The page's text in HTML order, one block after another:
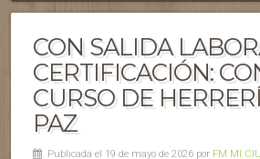
CON SALIDA
CERTIFICACIÓN:
CURSO DE
PAZ
Publicada el 19 de mayo de 2026 por FM MI